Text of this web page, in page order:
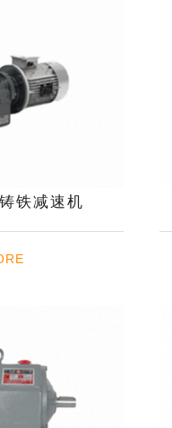
铁减速机